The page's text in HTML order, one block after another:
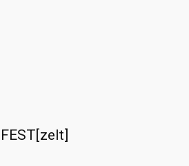
FEST[zelt]